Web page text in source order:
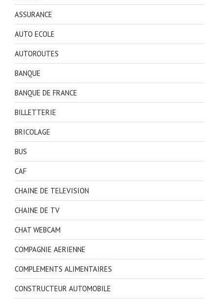
ASSURANCE
AUTO ECOLE
AUTOROUTES
BANQUE
BANQUE DE FRANCE
BILLETTERIE
BRICOLAGE
BUS
CAF
CHAINE DE TELEVISION
CHAINE DE TV
CHAT WEBCAM
COMPAGNIE AERIENNE
COMPLEMENTS ALIMENTAIRES
CONSTRUCTEUR AUTOMOBILE